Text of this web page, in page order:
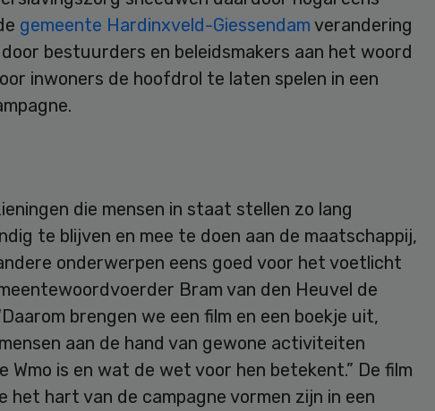
gemeente Hardinxveld-Giessendam verandering
bestuurders en beleidsmakers aan het woord
inwoners de hoofdrol te laten spelen in een
die mensen in staat stellen zo lang
te blijven en mee te doen aan de maatschappij,
onderwerpen eens goed voor het voetlicht
Bram van den Heuvel de
brengen we een film en een boekje uit,
aan de hand van gewone activiteiten
Wmo is en wat de wet voor hen betekent.” De film
het hart van de campagne vormen zijn in een